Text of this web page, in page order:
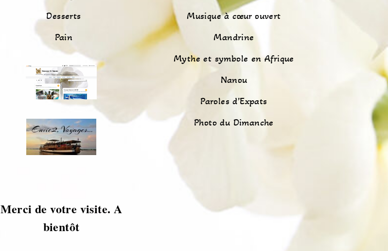
Desserts
Pain
Musique à cœur ouvert
Mandrine
Mythe et symbole en Afrique
Nanou
Paroles d’Expats
Photo du Dimanche
Merci de votre visite. A
bientôt